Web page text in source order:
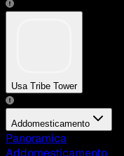
Usa Tribe Tower
Addomesticamento
Panoramica
Addomesticamento